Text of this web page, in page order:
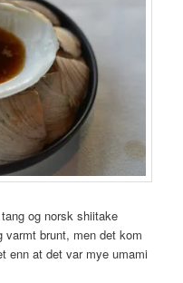
og norsk shiitake
varmt brunt, men det kom
enn at det var mye umami